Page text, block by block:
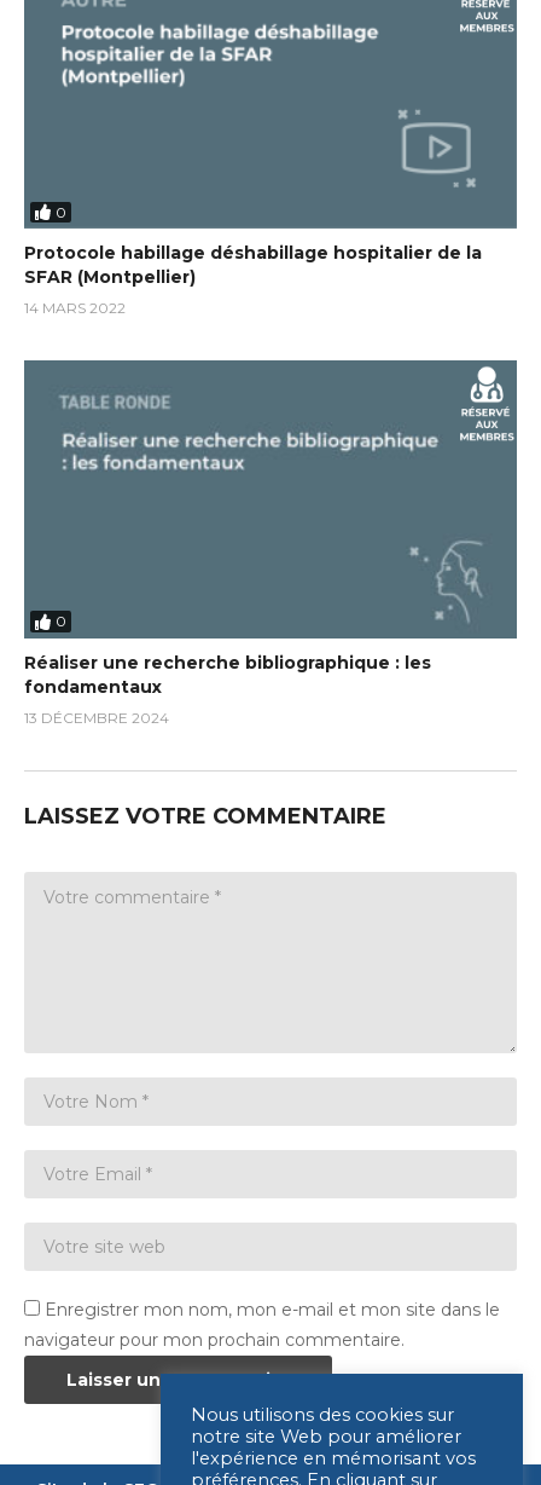
0
Protocole habillage déshabillage hospitalier de la
SFAR (Montpellier)
14 MARS 2022
0
Réaliser une recherche bibliographique : les
fondamentaux
13 DÉCEMBRE 2024
LAISSEZ VOTRE COMMENTAIRE
Enregistrer mon nom, mon e-mail et mon site dans le
navigateur pour mon prochain commentaire.
Nous utilisons des cookies sur
notre site Web pour améliorer
l'expérience en mémorisant vos
préférences. En cliquant sur